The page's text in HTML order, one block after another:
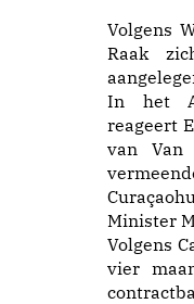
Volgens
Raak
In het
reageert
van Van
Minister
Volgens
vier